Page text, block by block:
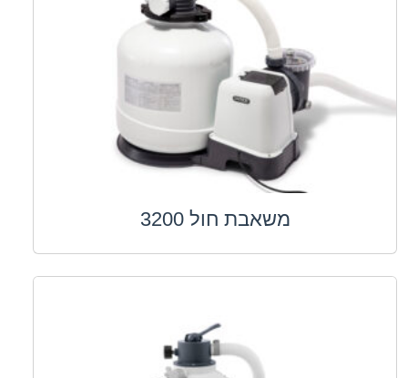
משאבת חול 3200